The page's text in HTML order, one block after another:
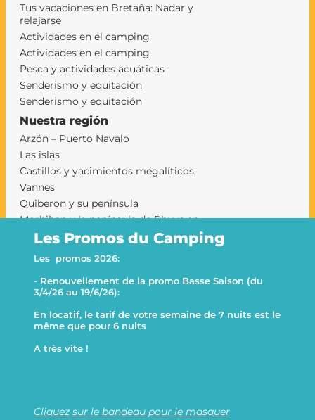
Les Promos du Camping
Les promos 2026:
- Renouvellement de la promo Basse Saison (du
3/4/26 au 19/6/26):
En locatif, le tarif de votre semaine de 7 nuits est le
même que pour 6 nuits
A très vite !
Cliquez sur le bandeau pour le masquer
Tus vacaciones en Bretaña: Nadar y
relajarse
Actividades en el camping
Actividades en el camping
Pesca y actividades acuáticas
Senderismo y equitación
Senderismo y equitación
Nuestra región
Arzón – Puerto Navalo
Las islas
Castillos y yacimientos megalíticos
Vannes
Quiberon y su península
Morbihan y la península de Rhuys en
camping
camping sarzeau
Le Goh Velin
This website uses cookies
This website uses cookies to improve user experience. By
using our website you consent to all cookies in accordance with
our Cookie Policy.
Name Category Duration Description Privacy URL
Show details 🍪 Generated by